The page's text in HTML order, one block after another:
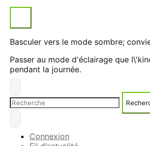
Basculer vers le mode sombre;
Passer au mode d'éclairage que
pendant la journée.
Connexion